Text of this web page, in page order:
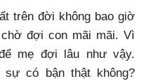
trên đời không bao giờ
đợi con mãi mãi. Vì
mẹ đợi lâu như vậy.
có bận thật không?